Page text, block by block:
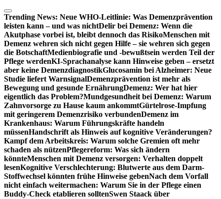
Zum
Inhalt
springen
Trending News: Neue WHO-Leitlinie: Was Demenzprävention
leisten kann – und was nichtDelir bei Demenz: Wenn die
Akutphase vorbei ist, bleibt dennoch das RisikoMenschen mit
Demenz wehren sich nicht gegen Hilfe – sie wehren sich gegen
die BotschaftMedienbiografie und -bewußtsein werden Teil der
Pflege werdenKI-Sprachanalyse kann Hinweise geben – ersetzt
aber keine DemenzdiagnostikGlucosamin bei Alzheimer: Neue
Studie liefert WarnsignalDemenzprävention ist mehr als
Bewegung und gesunde ErnährungDemenz: Wer hat hier
eigentlich das Problem?Mundgesundheit bei Demenz: Warum
Zahnvorsorge zu Hause kaum ankommtGürtelrose-Impfung
mit geringerem Demenzrisiko verbundenDemenz im
Krankenhaus: Warum Führungskräfte handeln
müssenHandschrift als Hinweis auf kognitive Veränderungen?
Kampf dem Arbeitskreis: Warum solche Gremien oft mehr
schaden als nützenPflegereform: Was sich ändern
könnteMenschen mit Demenz versorgen: Verhalten doppelt
lesenKognitive Verschlechterung: Blutwerte aus dem Darm-
Stoffwechsel könnten frühe Hinweise gebenNach dem Vorfall
nicht einfach weitermachen: Warum Sie in der Pflege einen
Buddy-Check etablieren solltenSwen Staack über